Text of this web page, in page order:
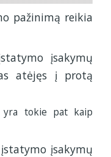
pažinimą reikia
įsakymų
atėjęs į protą
yra tokie pat kaip
įsakymų